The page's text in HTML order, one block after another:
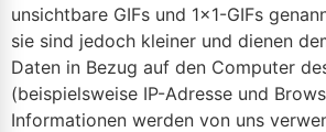
unsichtbare GIFs und 1×1-GIFs
sie sind jedoch kleiner und dienen
Daten in Bezug auf den Computer
(beispielsweise IP-Adresse und
Informationen werden von uns